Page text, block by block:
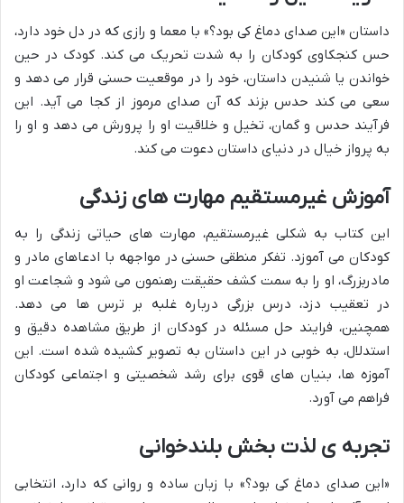
داستان «این صدای دماغ کی بود؟» با معما و رازی که در دل خود دارد،
حس کنجکاوی کودکان را به شدت تحریک می کند. کودک در حین
خواندن یا شنیدن داستان، خود را در موقعیت حسنی قرار می دهد و
سعی می کند حدس بزند که آن صدای مرموز از کجا می آید. این
فرآیند حدس و گمان، تخیل و خلاقیت او را پرورش می دهد و او را
به پرواز خیال در دنیای داستان دعوت می کند.
آموزش غیرمستقیم مهارت های زندگی
این کتاب به شکلی غیرمستقیم، مهارت های حیاتی زندگی را به
کودکان می آموزد. تفکر منطقی حسنی در مواجهه با ادعاهای مادر و
مادربزرگ، او را به سمت کشف حقیقت رهنمون می شود و شجاعت او
در تعقیب دزد، درس بزرگی درباره غلبه بر ترس ها می دهد.
همچنین، فرایند حل مسئله در کودکان از طریق مشاهده دقیق و
استدلال، به خوبی در این داستان به تصویر کشیده شده است. این
آموزه ها، بنیان های قوی برای رشد شخصیتی و اجتماعی کودکان
فراهم می آورد.
تجربه ی لذت بخش بلندخوانی
«این صدای دماغ کی بود؟» با زبان ساده و روانی که دارد، انتخابی